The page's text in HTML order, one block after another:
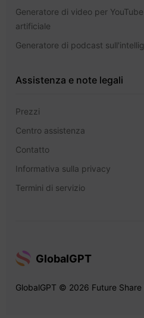
Generatore di video per
artificiale
Generatore di podcast
Assistenza e note legali
Prezzi
Centro assistenza
Contatto
Informativa sulla privacy
Termini di servizio
GlobalGPT
GlobalGPT © 2026 Future